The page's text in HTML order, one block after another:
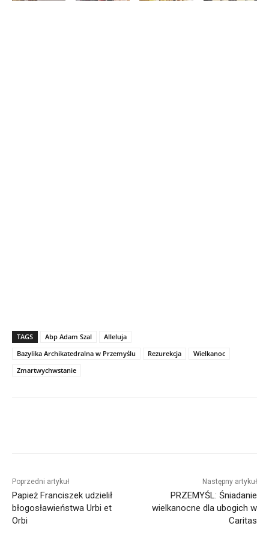
TAGS Abp Adam Szal
Alleluja
Bazylika Archikatedralna w Przemyślu
Rezurekcja
Wielkanoc
Zmartwychwstanie
Poprzedni artykuł
Papież Franciszek udzielił
błogosławieństwa Urbi et
Orbi
Następny artykuł
PRZEMYŚL: Śniadanie
wielkanocne dla ubogich w
Caritas